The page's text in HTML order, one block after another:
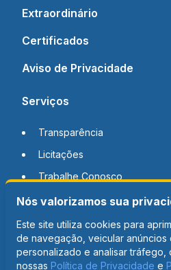
Extraordinário
Certificados
Aviso de Privacidade
Serviços
Transparência
Licitações
Trabalhe Conosco
Notícias
Contato
Nós valorizamos sua
Este site utiliza cookies para
de navegação, veicular anúncios
personalizado e analisar tráfego,
nossas Política de Privacidade e